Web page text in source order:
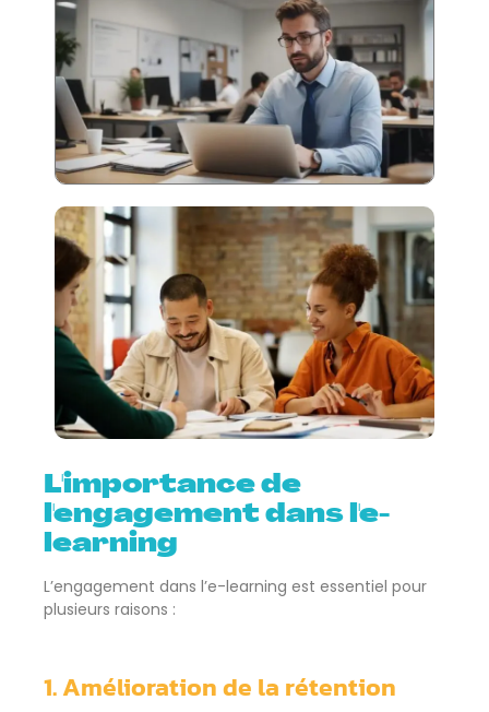
L'importance de
l'engagement dans l'e-
learning
L’engagement dans l’e-learning est essentiel pour
plusieurs raisons :
1. Amélioration de la rétention